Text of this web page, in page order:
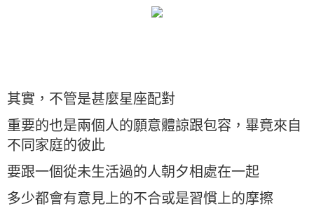
其實，不管是甚麼星座配對
重要的也是兩個人的願意體諒跟包容，畢竟來自
不同家庭的彼此
要跟一個從未生活過的人朝夕相處在一起
多少都會有意見上的不合或是習慣上的摩擦